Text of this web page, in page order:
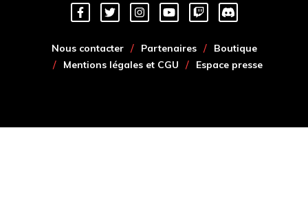
Nous contacter Partenaires
Boutique
Mentions légales et CGU
Espace presse